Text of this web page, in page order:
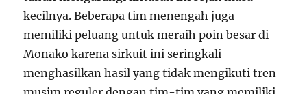
kecilnya. Beberapa tim menengah juga
memiliki peluang untuk meraih poin besar di
Monako karena sirkuit ini seringkali
menghasilkan hasil yang tidak mengikuti tren